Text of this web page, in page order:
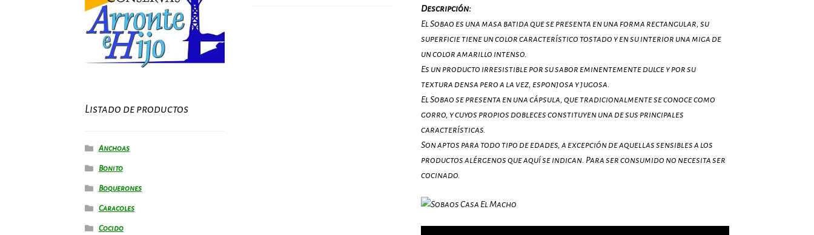
Descripción:
El Sobao es una masa batida que se presenta en una forma rectangular, su
superficie tiene un color característico tostado y en su interior una miga de
un color amarillo intenso.
Es un producto irresistible por su sabor eminentemente dulce y por su
textura densa pero a la vez, esponjosa y jugosa.
El Sobao se presenta en una cápsula, que tradicionalmente se conoce como
gorro, y cuyos propios dobleces constituyen una de sus principales
características.
Son aptos para todo tipo de edades, a excepción de aquellas sensibles a los
productos alérgenos que aquí se indican. Para ser consumido no necesita ser
cocinado.
Listado de productos
Anchoas
Bonito
Boquerones
Caracoles
Cocido